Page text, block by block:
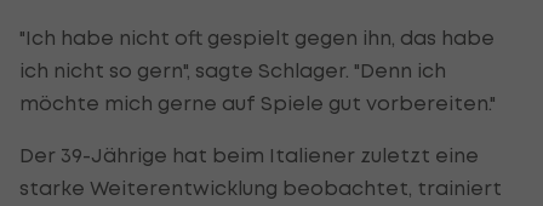
"Ich habe nicht oft gespielt gegen ihn, das habe
ich nicht so gern", sagte Schlager. "Denn ich
möchte mich gerne auf Spiele gut vorbereiten."
Der 39-Jährige hat beim Italiener zuletzt eine
starke Weiterentwicklung beobachtet, trainiert